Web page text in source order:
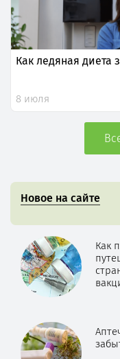
Как ледяная диета
8 июля
Новое на сайте
Как